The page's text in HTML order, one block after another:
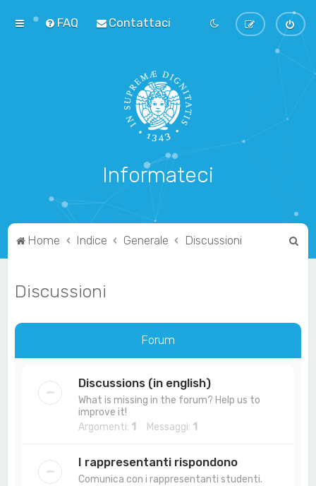
FAQ Contattaci
Informateci
Home Indice Generale Discussioni
Discussioni
Forum
Discussions (in english)
What is missing in the forum? Help us to
improve it!
Argomenti: 1 Messaggi: 1
I rappresentanti rispondono
Comunica con i rappresentanti studenti.